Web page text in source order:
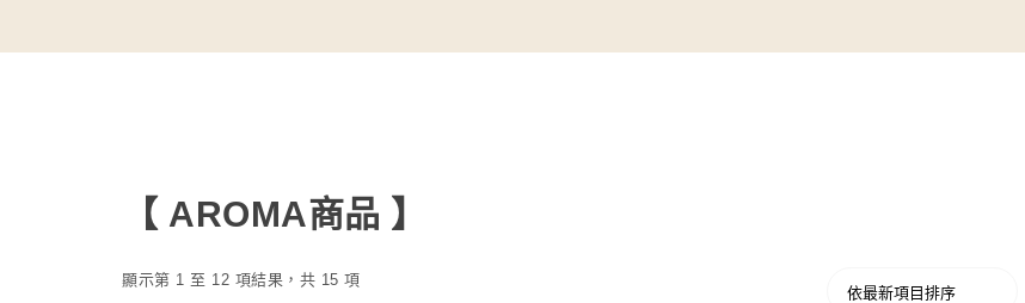
【 AROMA商品 】
顯示第 1 至 12 項結果，共 15 項